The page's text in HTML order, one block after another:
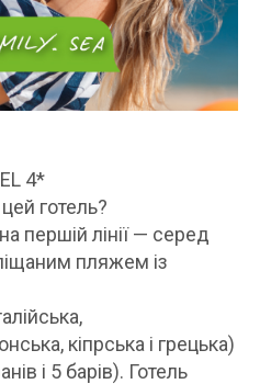
4*
готель?
першій лінії — серед
пляжем із
кіпрська і грецька)
і 5 барів). Готель